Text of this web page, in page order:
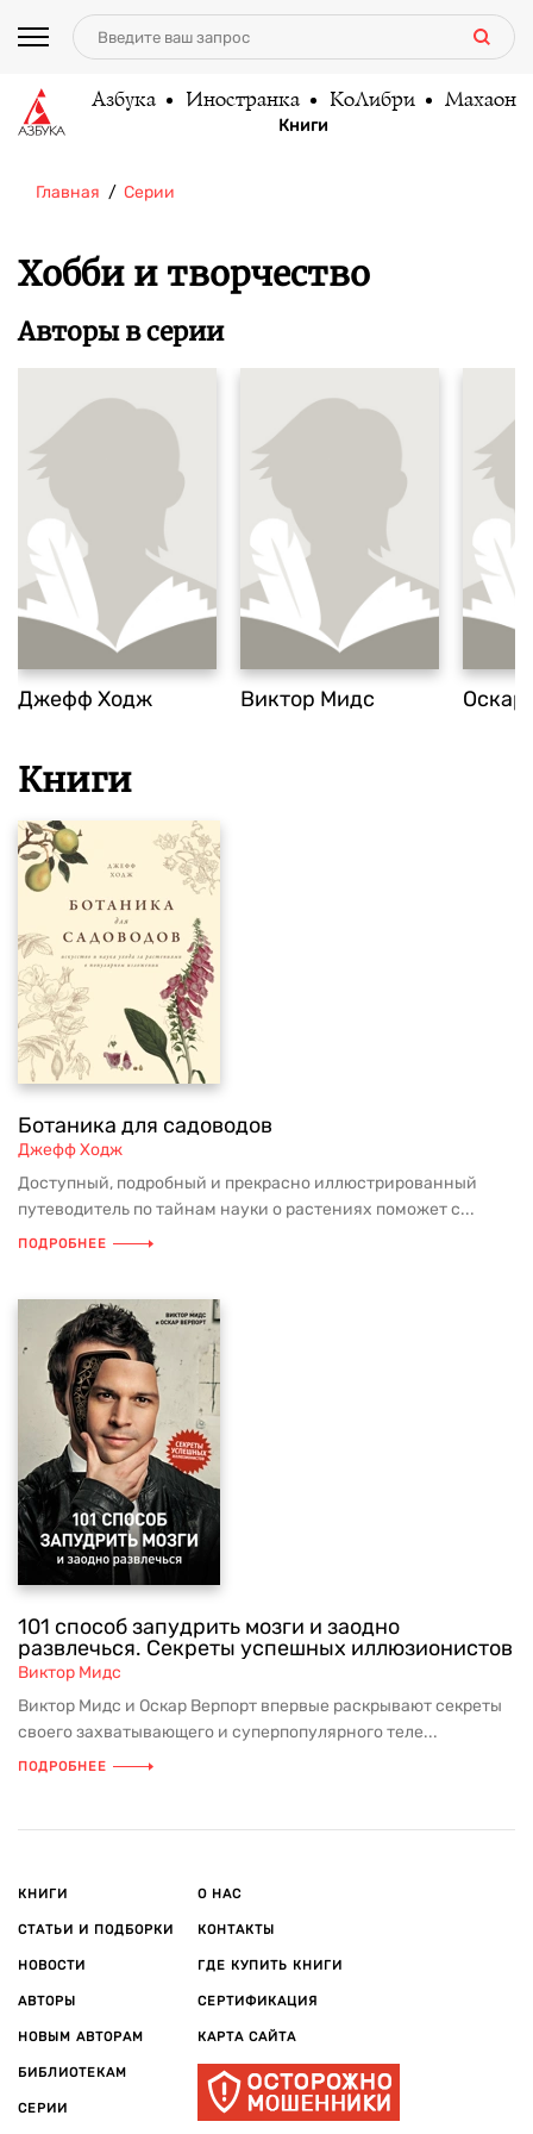
Азбука Иностранка КоЛибри Махаон
Книги
Главная Серии
Хобби и творчество
Авторы в серии
Джефф Ходж Виктор Мидс Оскар
Книги
Ботаника для садоводов
Джефф Ходж
Доступный, подробный и прекрасно иллюстрированный
путеводитель по тайнам науки о растениях поможет с...
ПОДРОБНЕЕ
101 способ запудрить мозги и заодно
развлечься. Секреты успешных иллюзионистов
Виктор Мидс
Виктор Мидс и Оскар Верпорт впервые раскрывают секреты
своего захватывающего и суперпопулярного теле...
ПОДРОБНЕЕ
КНИГИ
СТАТЬИ И ПОДБОРКИ
НОВОСТИ
АВТОРЫ
НОВЫМ АВТОРАМ
БИБЛИОТЕКАМ
СЕРИИ
О НАС
КОНТАКТЫ
ГДЕ КУПИТЬ КНИГИ
СЕРТИФИКАЦИЯ
КАРТА САЙТА